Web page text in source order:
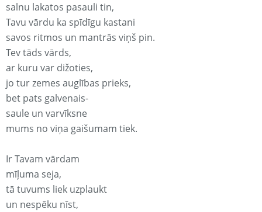
salnu lakatos pasauli tin,
Tavu vārdu ka spīdīgu kastani
savos ritmos un mantrās viņš pin.
Tev tāds vārds,
ar kuru var dižoties,
jo tur zemes auglības prieks,
bet pats galvenais-
saule un varvīksne
mums no viņa gaišumam tiek.
Ir Tavam vārdam
mīļuma seja,
tā tuvums liek uzplaukt
un nespēku nīst,